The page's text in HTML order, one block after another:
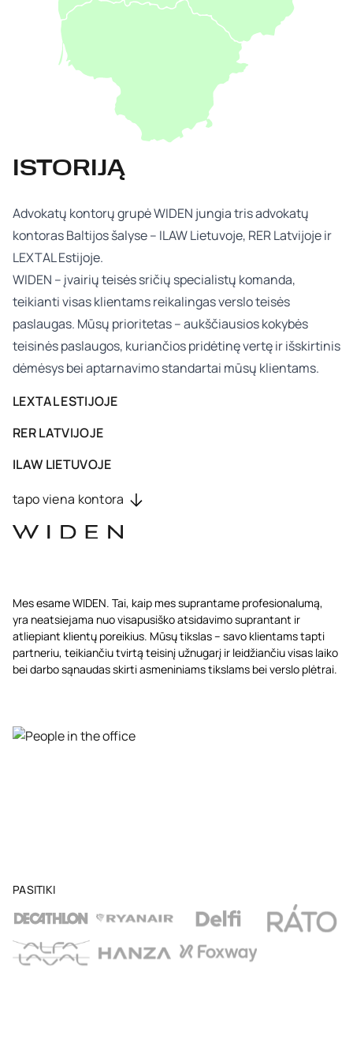
ISTORIJĄ
Advokatų kontorų grupė WIDEN jungia tris advokatų
kontoras Baltijos šalyse – ILAW Lietuvoje, RER Latvijoje ir
LEXTAL Estijoje.
WIDEN – įvairių teisės sričių specialistų komanda,
teikianti visas klientams reikalingas verslo teisės
paslaugas. Mūsų prioritetas – aukščiausios kokybės
teisinės paslaugos, kuriančios pridėtinę vertę ir išskirtinis
dėmėsys bei aptarnavimo standartai mūsų klientams.
LEXTAL ESTIJOJE
RER LATVIJOJE
ILAW LIETUVOJE
tapo viena kontora
Mes esame WIDEN. Tai, kaip mes suprantame profesionalumą,
yra neatsiejama nuo visapusiško atsidavimo suprantant ir
atliepiant klientų poreikius. Mūsų tikslas – savo klientams tapti
partneriu, teikiančiu tvirtą teisinį užnugarį ir leidžiančiu visas laiko
bei darbo sąnaudas skirti asmeniniams tikslams bei verslo plėtrai.
PASITIKI